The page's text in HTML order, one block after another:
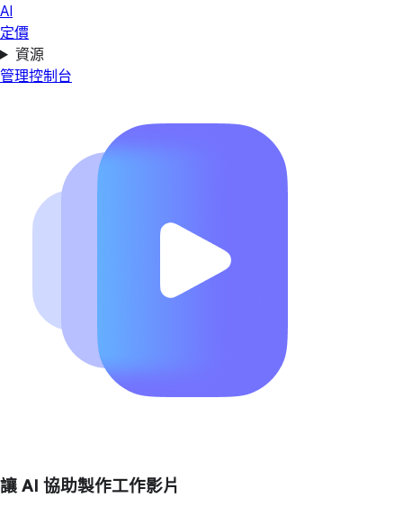
AI
定價
資源
管理控制台
讓 AI 協助製作工作影片